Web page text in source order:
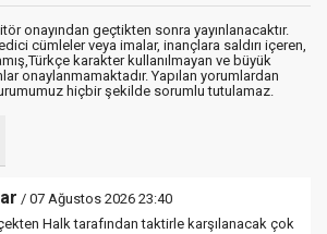
onayından geçtikten sonra yayınlanacaktır.
cümleler veya imalar, inançlara saldırı içeren,
karakter kullanılmayan ve büyük
onaylanmamaktadır. Yapılan yorumlardan
hiçbir şekilde sorumlu tutulamaz.
/ 07 Ağustos 2026 23:40
Halk tarafından taktirle karşılanacak çok